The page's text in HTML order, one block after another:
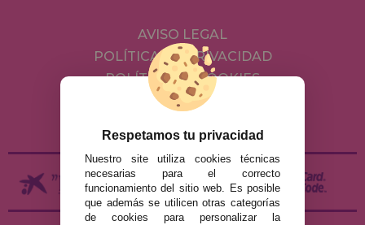
AVISO LEGAL
POLÍTICA DE PRIVACIDAD
POLÍTICA DE COOKIES
ENVÍOS Y DEVOLUCIONES
Respetamos tu privacidad
Nuestro site utiliza cookies técnicas
necesarias para el correcto
funcionamiento del sitio web. Es posible
que además se utilicen otras categorías
de cookies para personalizar la